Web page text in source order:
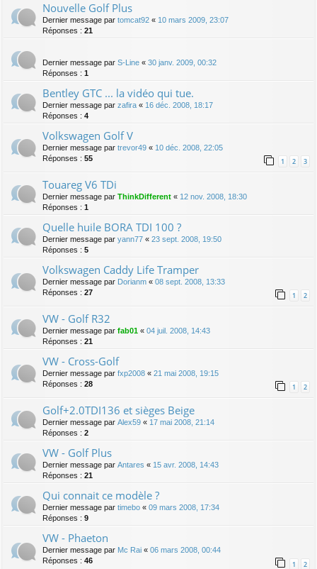
Nouvelle Golf Plus
Dernier message par tomcat92 « 10 mars 2009, 23:07
Réponses : 21
Dernier message par S-Line « 30 janv. 2009, 00:32
Réponses : 1
Bentley GTC ... la vidéo qui tue.
Dernier message par zafira « 16 déc. 2008, 18:17
Réponses : 4
Volkswagen Golf V
Dernier message par trevor49 « 10 déc. 2008, 22:05
Réponses : 55 1 2 3
Touareg V6 TDi
Dernier message par ThinkDifferent « 12 nov. 2008, 18:30
Réponses : 1
Quelle huile BORA TDI 100 ?
Dernier message par yann77 « 23 sept. 2008, 19:50
Réponses : 5
Volkswagen Caddy Life Tramper
Dernier message par Dorianm « 08 sept. 2008, 13:33
Réponses : 27 1 2
VW - Golf R32
Dernier message par fab01 « 04 juil. 2008, 14:43
Réponses : 21
VW - Cross-Golf
Dernier message par fxp2008 « 21 mai 2008, 19:15
Réponses : 28 1 2
Golf+2.0TDI136 et sièges Beige
Dernier message par Alex59 « 17 mai 2008, 21:14
Réponses : 2
VW - Golf Plus
Dernier message par Antares « 15 avr. 2008, 14:43
Réponses : 21
Qui connait ce modèle ?
Dernier message par timebo « 09 mars 2008, 17:34
Réponses : 9
VW - Phaeton
Dernier message par Mc Rai « 06 mars 2008, 00:44
Réponses : 46 1 2